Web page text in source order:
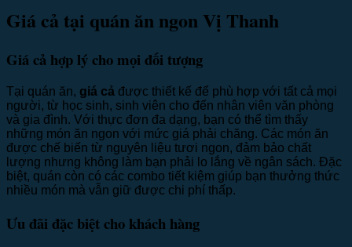
Giá cả tại quán ăn ngon Vị Thanh
Giá cả hợp lý cho mọi đối tượng
Tại quán ăn, giá cả được thiết kế để phù hợp với tất cả mọi
người, từ học sinh, sinh viên cho đến nhân viên văn phòng
và gia đình. Với thực đơn đa dạng, bạn có thể tìm thấy
những món ăn ngon với mức giá phải chăng. Các món ăn
được chế biến từ nguyên liệu tươi ngon, đảm bảo chất
lượng nhưng không làm bạn phải lo lắng về ngân sách. Đặc
biệt, quán còn có các combo tiết kiệm giúp bạn thưởng thức
nhiều món mà vẫn giữ được chi phí thấp.
Ưu đãi đặc biệt cho khách hàng